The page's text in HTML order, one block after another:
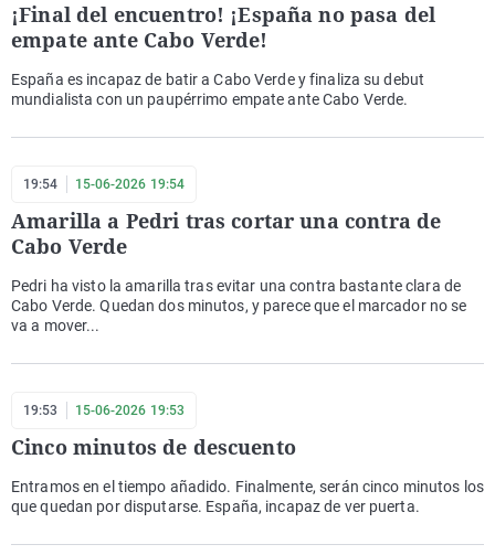
¡Final del encuentro! ¡España no pasa del
empate ante Cabo Verde!
España es incapaz de batir a Cabo Verde y finaliza su debut
mundialista con un paupérrimo empate ante Cabo Verde.
19:54 15-06-2026 19:54
Amarilla a Pedri tras cortar una contra de
Cabo Verde
Pedri ha visto la amarilla tras evitar una contra bastante clara de
Cabo Verde. Quedan dos minutos, y parece que el marcador no se
va a mover...
19:53 15-06-2026 19:53
Cinco minutos de descuento
Entramos en el tiempo añadido. Finalmente, serán cinco minutos los
que quedan por disputarse. España, incapaz de ver puerta.